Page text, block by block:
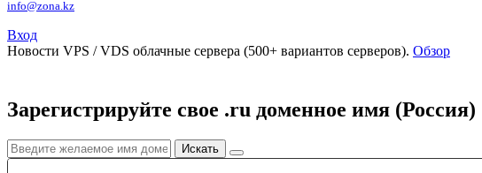
info@zona.kz
Вход
Новости VPS / VDS облачные сервера (500+ вариантов серверов). Обзор
Зарегистрируйте свое .ru доменное имя (Россия)